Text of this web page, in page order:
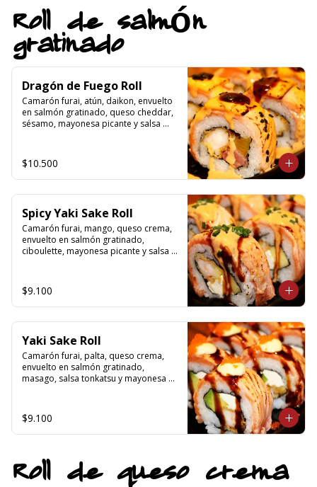
Roll de salmón
gratinado
Dragón de Fuego Roll
Camarón furai, atún, daikon, envuelto
en salmón gratinado, queso cheddar,
sésamo, mayonesa picante y salsa
$10.500
Spicy Yaki Sake Roll
Camarón furai, mango, queso crema,
envuelto en salmón gratinado,
ciboulette, mayonesa picante y salsa
$9.100
Yaki Sake Roll
Camarón furai, palta, queso crema,
envuelto en salmón gratinado,
masago, salsa tonkatsu y mayonesa
$9.100
Roll de queso crema